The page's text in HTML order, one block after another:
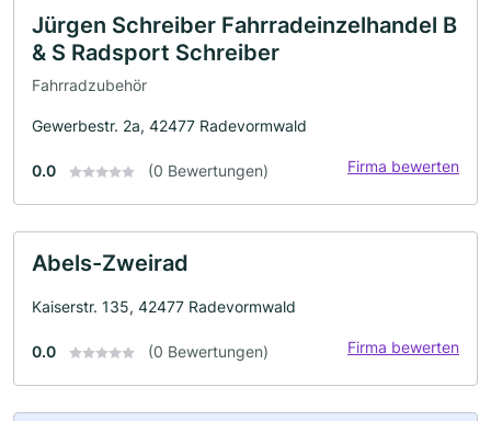
Jürgen Schreiber Fahrradeinzelhandel B
& S Radsport Schreiber
Fahrradzubehör
Gewerbestr. 2a, 42477 Radevormwald
0.0 (0 Bewertungen) Firma bewerten
Abels-Zweirad
Kaiserstr. 135, 42477 Radevormwald
0.0 (0 Bewertungen) Firma bewerten